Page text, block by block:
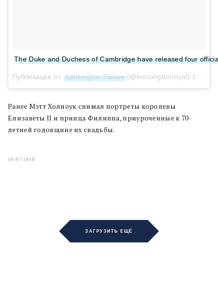
The Duke and Duchess of Cambridge have released four
Публикация от Kensington Palace(@kensingtonroyal) 15 Июл 2018 в 2:30 PDT
Ранее Мэтт Холиоук снимал портреты королевы
Елизаветы II и принца Филиппа, приуроченные к 70-
летней годовщине их свадьбы.
16/07/2018
ЗАГРУЗИТЬ ЕЩЁ